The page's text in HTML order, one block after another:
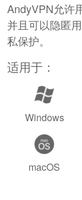
AndyVPN允许
并且可以隐匿
私保护。
适用于：
Windows
macOS